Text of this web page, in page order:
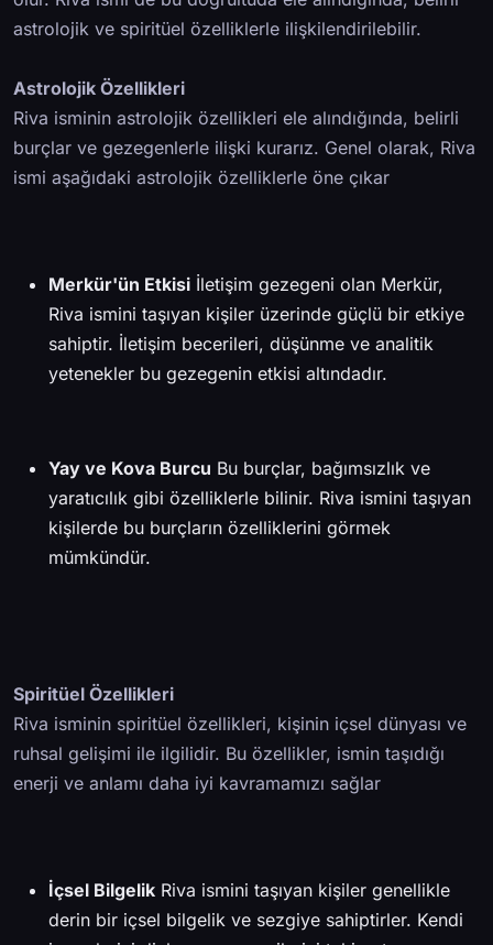
astrolojik ve spiritüel özelliklerle ilişkilendirilebilir.
Astrolojik Özellikleri
Riva isminin astrolojik özellikleri ele alındığında, belirli
burçlar ve gezegenlerle ilişki kurarız. Genel olarak, Riva
ismi aşağıdaki astrolojik özelliklerle öne çıkar
Merkür'ün Etkisi İletişim gezegeni olan Merkür,
Riva ismini taşıyan kişiler üzerinde güçlü bir etkiye
sahiptir. İletişim becerileri, düşünme ve analitik
yetenekler bu gezegenin etkisi altındadır.
Yay ve Kova Burcu Bu burçlar, bağımsızlık ve
yaratıcılık gibi özelliklerle bilinir. Riva ismini taşıyan
kişilerde bu burçların özelliklerini görmek
mümkündür.
Spiritüel Özellikleri
Riva isminin spiritüel özellikleri, kişinin içsel dünyası ve
ruhsal gelişimi ile ilgilidir. Bu özellikler, ismin taşıdığı
enerji ve anlamı daha iyi kavramamızı sağlar
İçsel Bilgelik Riva ismini taşıyan kişiler genellikle
derin bir içsel bilgelik ve sezgiye sahiptirler. Kendi